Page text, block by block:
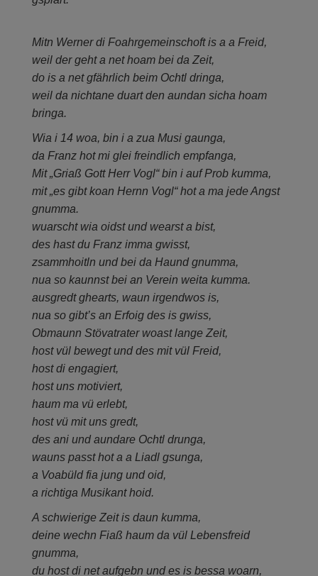
Mitn Werner di Foahrgemeinschoft is a a Freid,
weil der geht a net hoam bei da Zeit,
do is a net gfährlich beim Ochtl dringa,
weil da nichtane duart den aundan sicha hoam
bringa.
Wia i 14 woa, bin i a zua Musi gaunga,
da Franz hot mi glei freindlich empfanga,
Mit „Griaß Gott Herr Vogl“ bin i auf Prob kumma,
mit „es gibt koan Hernn Vogl“ hot a ma jede Angst
gnumma.
wuarscht wia oidst und wearst a bist,
des hast du Franz imma gwisst,
zsammhoitln und bei da Haund gnumma,
nua so kaunnst bei an Verein weita kumma.
ausgredt ghearts, waun irgendwos is,
nua so gibt’s an Erfoig des is gwiss,
Obmaunn Stövatrater woast lange Zeit,
host vül bewegt und des mit vül Freid,
host di engagiert,
host uns motiviert,
haum ma vü erlebt,
host vü mit uns gredt,
des ani und aundare Ochtl drunga,
wauns passt hot a a Liadl gsunga,
a Voabüld fia jung und oid,
a richtiga Musikant hoid.
A schwierige Zeit is daun kumma,
deine wechn Fiaß haum da vül Lebensfreid
gnumma,
du host di net aufgebn und es is bessa woarn,